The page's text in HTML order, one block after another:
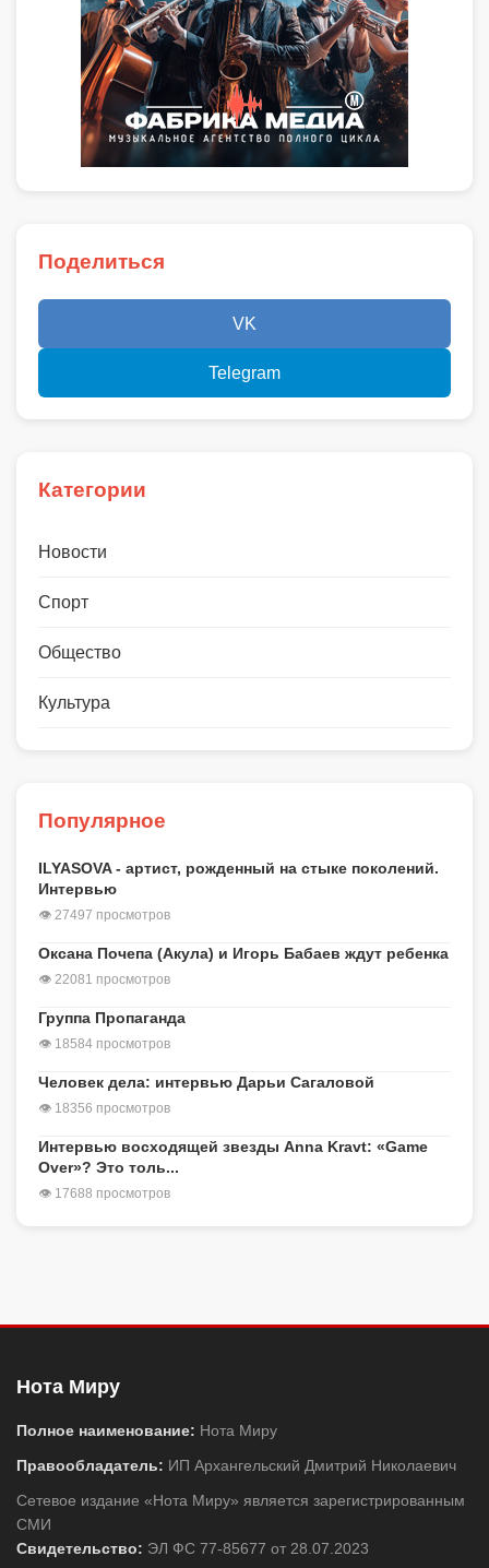
Поделиться
VK
Telegram
Категории
Новости
Спорт
Общество
Культура
Популярное
ILYASOVA - артист, рожденный на стыке поколений.
Интервью
👁 27497 просмотров
Оксана Почепа (Акула) и Игорь Бабаев ждут ребенка
👁 22081 просмотров
Группа Пропаганда
👁 18584 просмотров
Человек дела: интервью Дарьи Сагаловой
👁 18356 просмотров
Интервью восходящей звезды Anna Kravt: «Game
Over»? Это толь...
👁 17688 просмотров
Нота Миру
Полное наименование: Нота Миру
Правообладатель: ИП Архангельский Дмитрий Николаевич
Сетевое издание «Нота Миру» является зарегистрированным
СМИ
Свидетельство: ЭЛ ФС 77-85677 от 28.07.2023